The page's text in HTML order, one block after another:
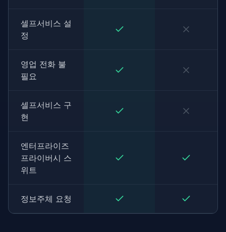
셀프서비스 설
정
영업 전화 불
필요
셀프서비스 구
현
엔터프라이즈
프라이버시 스
위트
정보주체 요청